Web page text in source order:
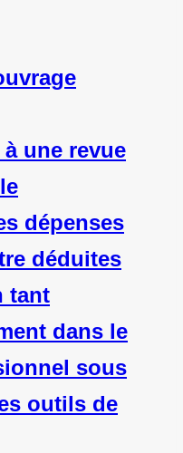
une revue
dépenses
déduites
tant
dans le
sous
outils de